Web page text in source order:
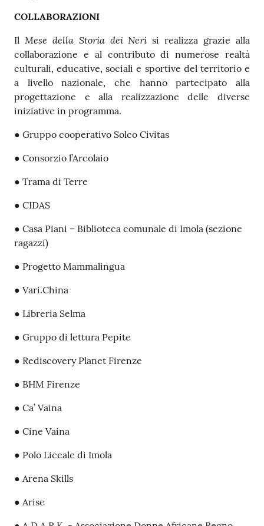
COLLABORAZIONI
Il Mese della Storia dei Neri si realizza grazie alla
collaborazione e al contributo di numerose realtà
culturali, educative, sociali e sportive del territorio e
a livello nazionale, che hanno partecipato alla
progettazione e alla realizzazione delle diverse
iniziative in programma.
● Gruppo cooperativo Solco Civitas
● Consorzio l’Arcolaio
● Trama di Terre
● CIDAS
● Casa Piani – Biblioteca comunale di Imola (sezione
ragazzi)
● Progetto Mammalingua
● Vari.China
● Libreria Selma
● Gruppo di lettura Pepite
● Rediscovery Planet Firenze
● BHM Firenze
● Ca’ Vaina
● Cine Vaina
● Polo Liceale di Imola
● Arena Skills
● Arise